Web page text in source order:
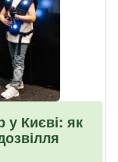
Києві: як